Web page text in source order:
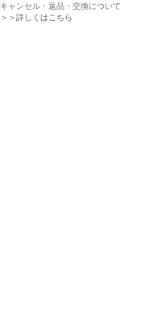
キャンセル・返品・交換について
＞＞詳しくはこちら